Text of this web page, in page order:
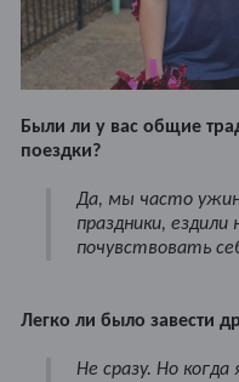
Были ли у вас общие
поездки?
Да, мы часто
праздники,
почувствовать
Легко ли было завести
Не сразу. Но